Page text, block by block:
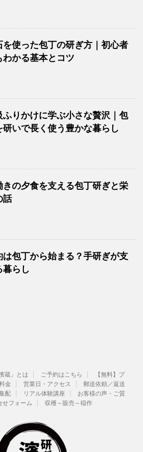
を使った包丁の研ぎ方｜初心者
わかる基本とコツ
ふりかけに学ぶ小さな贅沢｜包
研いで長く使う豊かな暮らし
きの夕食を支える包丁研ぎと栄
話
は包丁から始まる？手研ぎが支
暮らし
蔵」とは ご予約はこちら
【無料】プ
金 営業日・アクセス
郵送依頼／返送
配 リアル体験講座
お客様の声・ご質
せフォーム 収穫～販売～稲作